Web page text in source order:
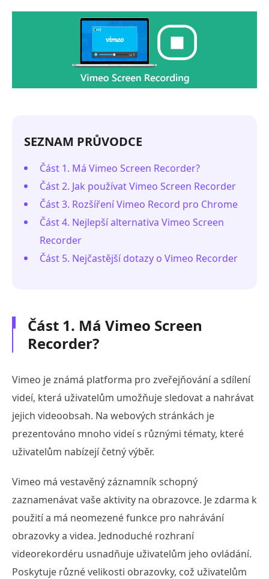
SEZNAM PRŮVODCE
Část 1. Má Vimeo Screen Recorder?
Část 2. Jak používat Vimeo Screen Recorder
Část 3. Rozšíření Vimeo Record pro Chrome
Část 4. Nejlepší alternativa Vimeo Screen
Recorder
Část 5. Nejčastější dotazy o Vimeo Recorder
Část 1. Má Vimeo Screen
Recorder?
Vimeo je známá platforma pro zveřejňování a sdílení
videí, která uživatelům umožňuje sledovat a nahrávat
jejich videoobsah. Na webových stránkách je
prezentováno mnoho videí s různými tématy, které
uživatelům nabízejí četný výběr.
Vimeo má vestavěný záznamník schopný
zaznamenávat vaše aktivity na obrazovce. Je zdarma k
použití a má neomezené funkce pro nahrávání
obrazovky a videa. Jednoduché rozhraní
videorekordéru usnadňuje uživatelům jeho ovládání.
Poskytuje různé velikosti obrazovky, což uživatelům